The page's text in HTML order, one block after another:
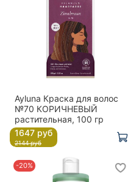
Ayluna Краска для волос
№70 КОРИЧНЕВЫЙ
растительная, 100 гр
1647 руб
2144 руб
-20%